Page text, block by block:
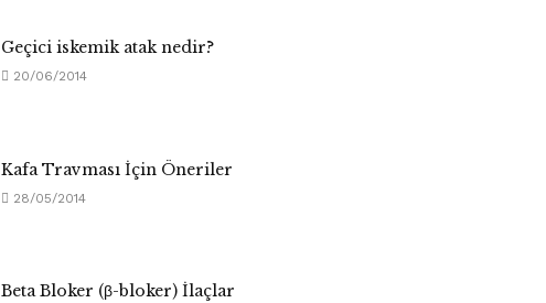
Geçici iskemik atak nedir?
20/06/2014
Kafa Travması İçin Öneriler
28/05/2014
Beta Bloker (β-bloker) İlaçlar